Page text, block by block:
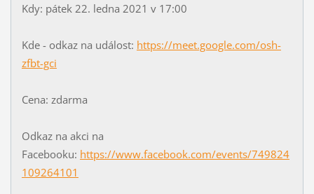
Kdy: pátek 22. ledna 2021 v 17:00
Kde - odkaz na událost: https://meet.google.com/osh-
zfbt-gci
Cena: zdarma
Odkaz na akci na
Facebooku: https://www.facebook.com/events/749824
109264101